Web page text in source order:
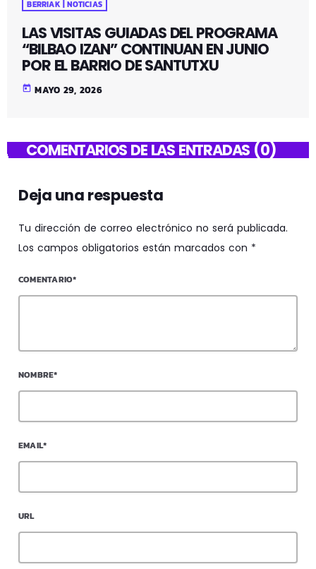
BERRIAK | NOTICIAS
LAS VISITAS GUIADAS DEL PROGRAMA
“BILBAO IZAN” CONTINUAN EN JUNIO
POR EL BARRIO DE SANTUTXU
today MAYO 29, 2026
COMENTARIOS DE LAS ENTRADAS (0)
Deja una respuesta
Tu dirección de correo electrónico no será publicada.
Los campos obligatorios están marcados con *
COMENTARIO*
NOMBRE*
EMAIL*
URL